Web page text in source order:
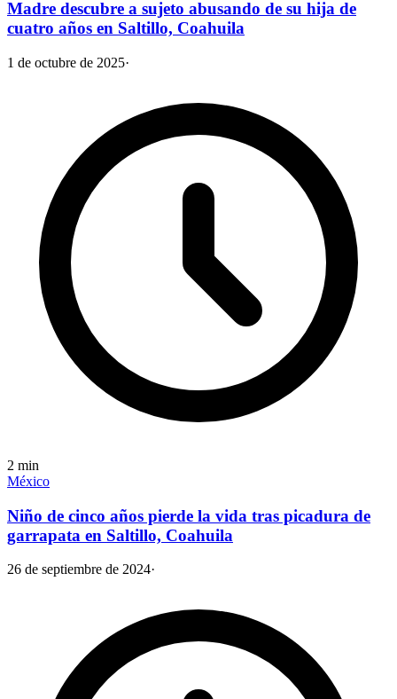
Madre descubre a sujeto abusando de su hija de
cuatro años en Saltillo, Coahuila
1 de octubre de 2025·
2 min
México
Niño de cinco años pierde la vida tras picadura de
garrapata en Saltillo, Coahuila
26 de septiembre de 2024·